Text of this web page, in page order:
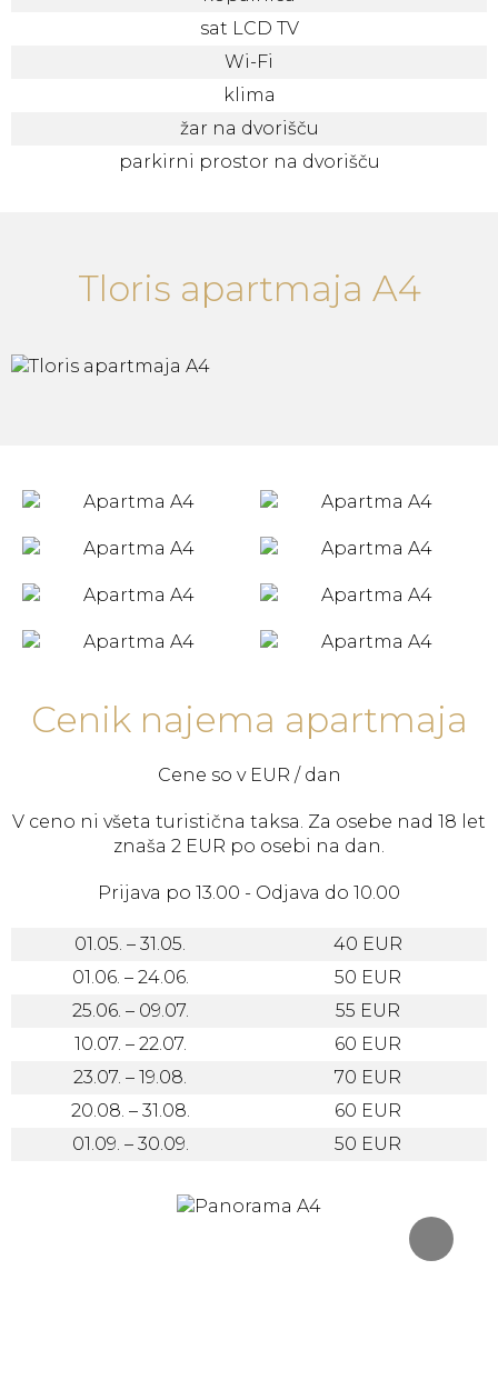
sat LCD TV
Wi-Fi
klima
žar na dvorišču
parkirni prostor na dvorišču
Tloris apartmaja A4
Cenik najema apartmaja
Cene so v EUR / dan
V ceno ni všeta turistična taksa. Za osebe nad 18 let
znaša 2 EUR po osebi na dan.
Prijava po 13.00 - Odjava do 10.00
01.05. – 31.05.
01.06. – 24.06.
25.06. – 09.07.
10.07. – 22.07.
23.07. – 19.08.
20.08. – 31.08.
01.09. – 30.09.
40 EUR
50 EUR
55 EUR
60 EUR
70 EUR
60 EUR
50 EUR